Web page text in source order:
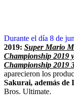
Durante el día 8 de
2019: Super Mario
Championship 2019
Championship 2019
aparecieron los
Sakurai, además de
Bros. Ultimate.